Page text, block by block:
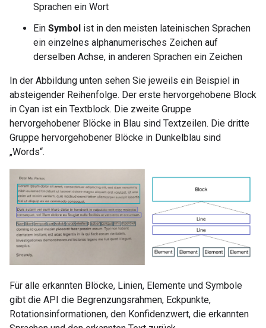
Sprachen ein Wort
Ein Symbol ist in den meisten lateinischen Sprachen
ein einzelnes alphanumerisches Zeichen auf
derselben Achse, in anderen Sprachen ein Zeichen
In der Abbildung unten sehen Sie jeweils ein Beispiel in
absteigender Reihenfolge. Der erste hervorgehobene Block
in Cyan ist ein Textblock. Die zweite Gruppe
hervorgehobener Blöcke in Blau sind Textzeilen. Die dritte
Gruppe hervorgehobener Blöcke in Dunkelblau sind
„Words“.
Für alle erkannten Blöcke, Linien, Elemente und Symbole
gibt die API die Begrenzungsrahmen, Eckpunkte,
Rotationsinformationen, den Konfidenzwert, die erkannten